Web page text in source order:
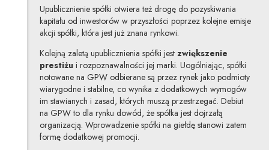
Upublicznienie spółki otwiera też drogę do pozyskiwania
kapitału od inwestorów w przyszłości poprzez kolejne emisje
akcji spółki, która jest już znana rynkowi.
Kolejną zaletą upublicznienia spółki jest zwiększenie
prestiżui rozpoznawalności jej marki. Uogólniając, spółki
notowane na GPW odbierane są przez rynek jako podmioty
wiarygodne i stabilne, co wynika z dodatkowych wymogów
im stawianych i zasad, których muszą przestrzegać. Debiut
na GPW to dla rynku dowód, że spółka jest dojrzałą
organizacją. Wprowadzenie spółki na giełdę stanowi zatem
formę dodatkowej promocji.